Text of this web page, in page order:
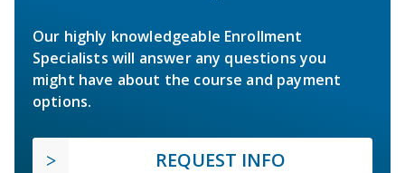
Our highly knowledgeable Enrollment
Specialists will answer any questions you
might have about the course and payment
options.
REQUEST INFO